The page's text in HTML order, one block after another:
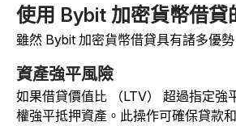
使用 Bybit 加密貨幣借貸
雖然 Bybit 加密貨幣借貸具有諸多優
資產強平風險
如果借貸價值比 （LTV） 超過指定強
權強平抵押資產。此操作可確保貸款